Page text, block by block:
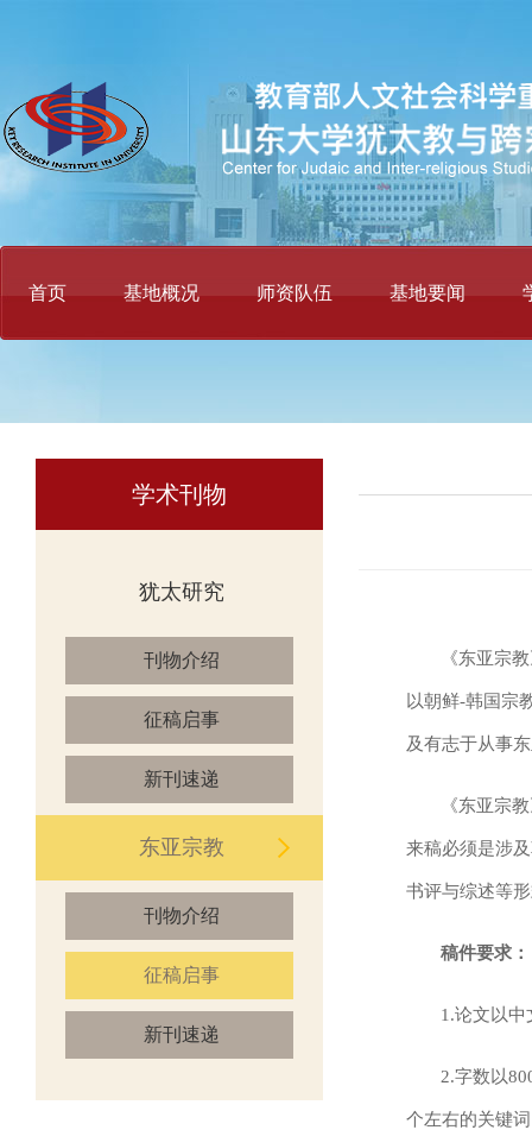
首页 基地概况 师资队伍 基地要闻
学术刊物
犹太研究
刊物介绍
征稿启事
新刊速递
东亚宗教
刊物介绍
征稿启事
新刊速递
《东亚宗
以朝鲜-韩国宗
及有志于从事
《东亚宗
来稿必须是涉
书评与综述等
稿件要求：
1.论文以中
2.字数以
个左右的关键